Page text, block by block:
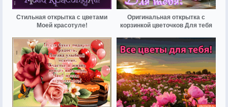
Стильная открытка с цветами
Моей красотуле!
Оригинальная открытка с
корзинкой цветочков Для тебя